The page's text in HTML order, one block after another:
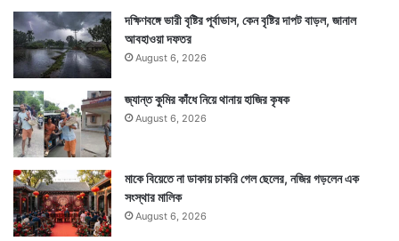
দক্ষিণবঙ্গে ভারী বৃষ্টির পূর্বাভাস, কেন বৃষ্টির দাপট বাড়ল, জানাল
আবহাওয়া দফতর
August 6, 2026
জ্যান্ত কুমির কাঁধে নিয়ে থানায় হাজির কৃষক
August 6, 2026
মাকে বিয়েতে না ডাকায় চাকরি গেল ছেলের, নজির গড়লেন এক
সংস্থার মালিক
August 6, 2026